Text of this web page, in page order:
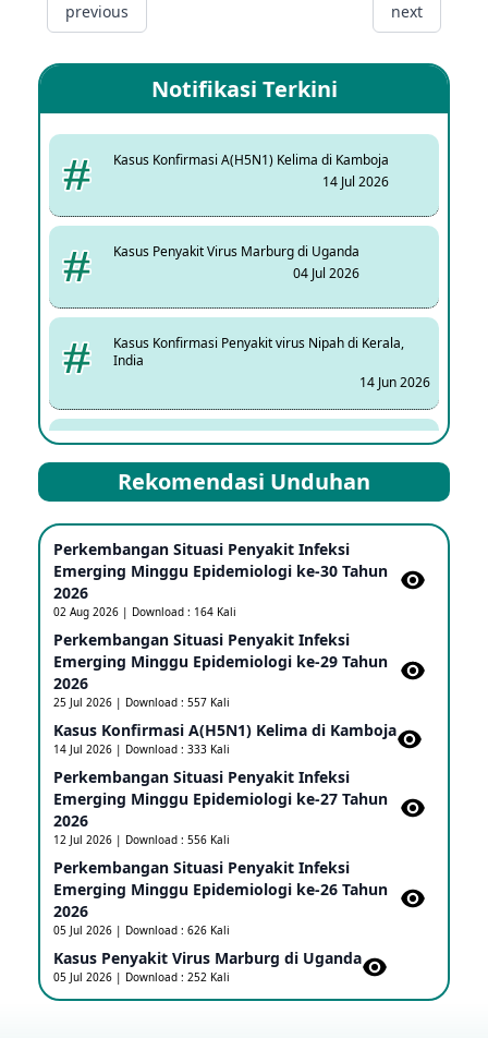
previous next
Notifikasi Terkini
Kasus Konfirmasi A(H5N1) Kelima di Kamboja
14 Jul 2026
Kasus Penyakit Virus Marburg di Uganda
04 Jul 2026
Kasus Konfirmasi Penyakit virus Nipah di Kerala,
India
14 Jun 2026
Kasus Dicurigai Penyakit virus Nipah di Kerala, India
12 Jun 2026
25 May 2026
23 May 2026
dan Uganda Sebagai PHEIC
Update Penyakit Virus Hanta Tipe HPS di Kapal
Rekomendasi Unduhan
Perkembangan Situasi Penyakit Infeksi
Emerging Minggu Epidemiologi ke-30 Tahun
2026
02 Aug 2026 | Download : 164 Kali
Perkembangan Situasi Penyakit Infeksi
Emerging Minggu Epidemiologi ke-29 Tahun
2026
25 Jul 2026 | Download : 557 Kali
Kasus Konfirmasi A(H5N1) Kelima di Kamboja​
14 Jul 2026 | Download : 333 Kali
Perkembangan Situasi Penyakit Infeksi
Emerging Minggu Epidemiologi ke-27 Tahun
2026
12 Jul 2026 | Download : 556 Kali
Perkembangan Situasi Penyakit Infeksi
Emerging Minggu Epidemiologi ke-26 Tahun
2026
05 Jul 2026 | Download : 626 Kali
Kasus Penyakit Virus Marburg di Uganda
05 Jul 2026 | Download : 252 Kali